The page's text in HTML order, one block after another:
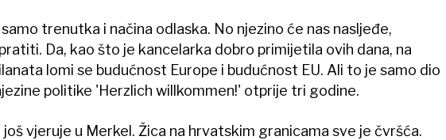
trenutka i načina odlaska. No njezino će nas nasljeđe,
Da, kao što je kancelarka dobro primijetila ovih dana, na
lomi se budućnost Europe i budućnost EU. Ali to je samo dio
politike 'Herzlich willkommen!' otprije tri godine.
još vjeruje u Merkel. Žica na hrvatskim granicama sve je čvršća.